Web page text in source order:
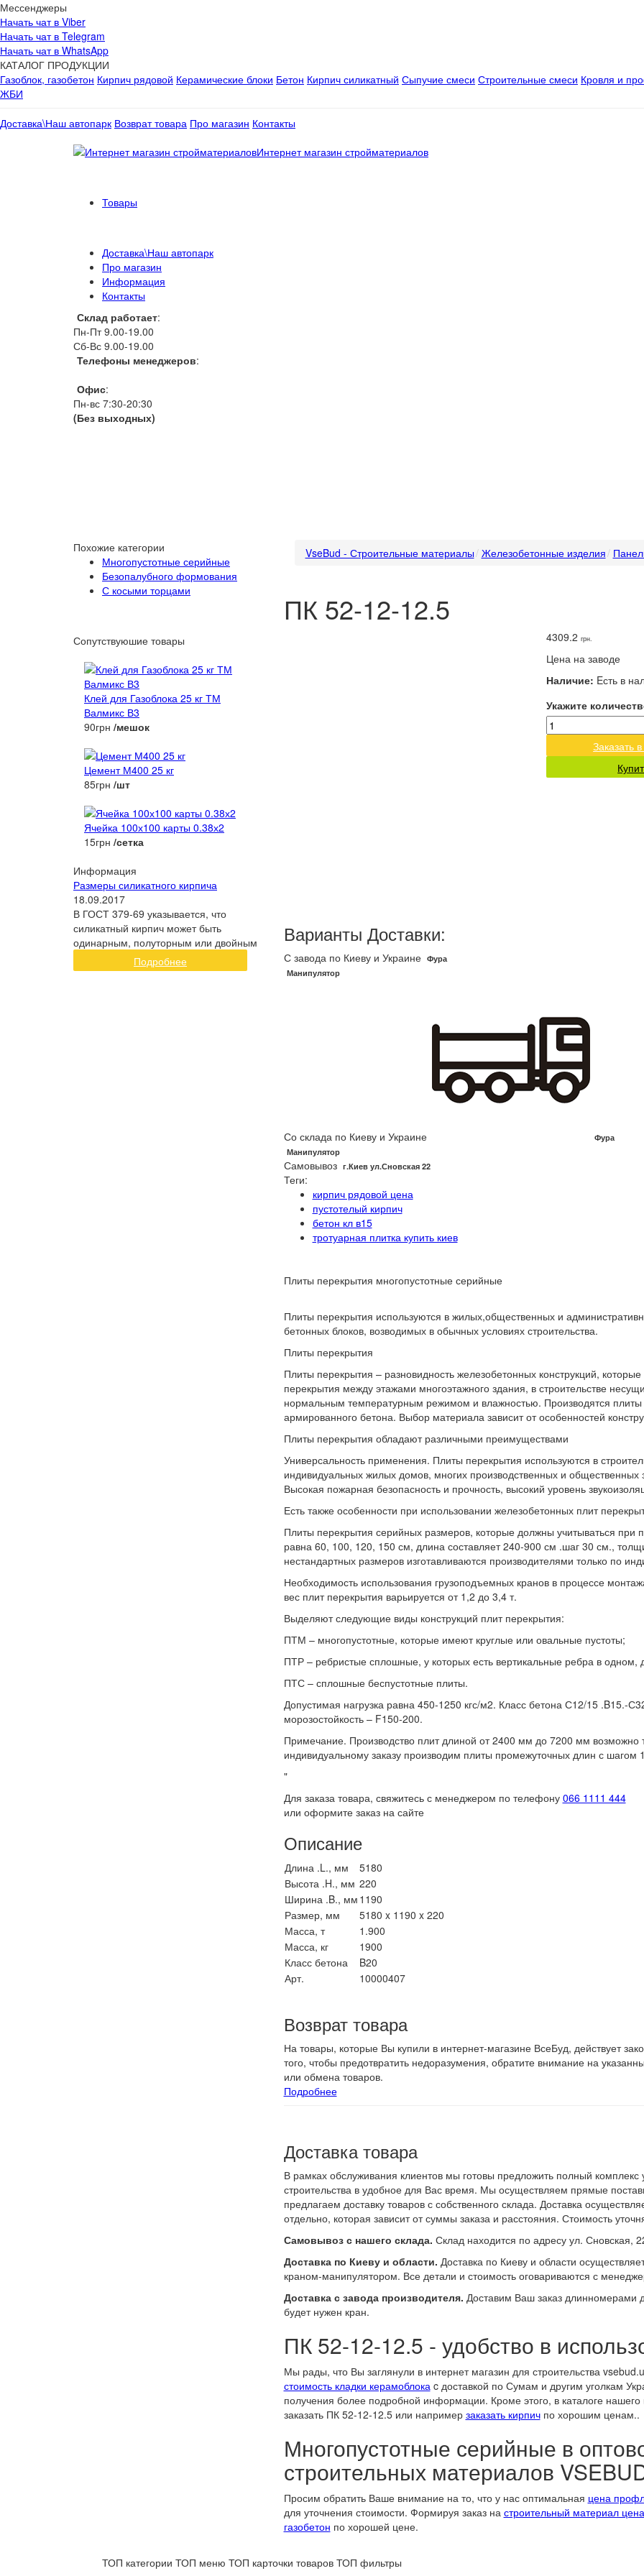
Мессенджеры
Начать чат в Viber
Начать чат в Telegram
Начать чат в WhatsApp
КАТАЛОГ ПРОДУКЦИИ
Газоблок, газобетон Кирпич рядовой Керамические блоки Бетон Кирпич силикатный Сыпучие смеси Строительные смеси Кровля и
ЖБИ
Доставка\Наш автопарк Возврат товара Про магазин Контакты
Интернет магазин стройматериалов
Товары
Доставка\Наш автопарк
Про магазин
Информация
Контакты
Склад работает:
Пн-Пт 9.00-19.00
Сб-Вс 9.00-19.00
Телефоны менеджеров:
Офис:
Пн-вс 7:30-20:30
(Без выходных)
Похожие категории
Многопустотные серийные
Безопалубного формования
С косыми торцами
Сопутствуюшие товары
Клей для Газоблока 25 кг ТМ
Валмикс В3
90грн /мешок
Цемент М400 25 кг
85грн /шт
Ячейка 100х100 карты 0.38х2
15грн /сетка
Информация
Размеры силикатного кирпича
18.09.2017
В ГОСТ 379-69 указывается, что
силикатный кирпич может быть
одинарным, полуторным или двойным
Подробнее
VseBud - Строительные материалы Железобетонные изделия
ПК 52-12-12.5
4309.2грн.
Цена на заводе
Наличие: Eсть в
Укажите
Заказать
Варианты Доставки:
С завода по Киеву и Украине Фура
Манипулятор
Со склада по Киеву и Украине
Фура
Манипулятор
Самовывоз г.Киев ул.Сновская 22
Теги:
кирпич рядовой цена
пустотелый кирпич
бетон кл в15
тротуарная плитка купить киев
Плиты перекрытия многопустотные серийные
Плиты перекрытия используются в жилых,общественных и
бетонных блоков, возводимых в обычных условиях строительства.
Плиты перекрытия
Плиты перекрытия – разновидность железобетонных конструкций,
перекрытия между этажами многоэтажного здания, в строительстве
нормальным температурным режимом и влажностью. Производятся плиты
армированного бетона. Выбор материала зависит от особенностей
Плиты перекрытия обладают различными преимуществами
Универсальность применения. Плиты перекрытия используются в
индивидуальных жилых домов, многих производственных и
Высокая пожарная безопасность и прочность, высокий уровень
Есть также особенности при использовании железобетонных плит
Плиты перекрытия серийных размеров, которые должны учитываться при
равна 60, 100, 120, 150 см, длина составляет 240-900 см .шаг 30 см.,
нестандартных размеров изготавливаются производителями только по
Необходимость использования грузоподъемных кранов в процессе
вес плит перекрытия варьируется от 1,2 до 3,4 т.
Выделяют следующие виды конструкций плит перекрытия:
ПТМ – многопустотные, которые имеют круглые или овальные пустоты;
ПТР – ребристые сплошные, у которых есть вертикальные ребра в одном,
ПТС ­– сплошные беспустотные плиты.
Допустимая нагрузка равна 450-1250 кгс/м2. Класс бетона С12/15 .B15.-
морозостойкость – F150-200.
Примечание. Производство плит длиной от 2400 мм до 7200 мм возможно
индивидуальному заказу производим плиты промежуточных длин с
"
Для заказа товара, свяжитесь с менеджером по телефону 066 1111 444
или оформите заказ на сайте
Описание
Длина .L., мм
5180
Высота .H., мм 220
Ширина .B., мм 1190
Размер, мм
5180 x 1190 x 220
Масса, т
1.900
Масса, кг
1900
Класс бетона
B20
Арт.
10000407
Возврат товара
На товары, которые Вы купили в интернет-магазине ВсеБуд, действует
того, чтобы предотвратить недоразумения, обратите внимание на
или обмена товаров.
Подробнее
Доставка товара
В рамках обслуживания клиентов мы готовы предложить полный комплекс
строительства в удобное для Вас время. Мы осуществляем прямые
предлагаем доставку товаров с собственного склада. Доставка
отдельно, которая зависит от суммы заказа и расстояния. Стоимость
Самовывоз с нашего склада. Склад находится по адресу ул. Сновская,
Доставка по Киеву и области. Доставка по Киеву и области
краном-манипулятором. Все детали и стоимость оговариваются с
Доставка с завода производителя. Доставим Ваш заказ длинномерами
будет нужен кран.
ПК 52-12-12.5 - удобство в
Мы рады, что Вы заглянули в интернет магазин для строительства
стоимость кладки керамоблокаc доставкой по Сумам и другим уголкам
получения более подробной информации. Кроме этого, в каталоге
заказать ПК 52-12-12.5 или например заказать кирпичпо хорошим ценам..
Многопустотные серийные в
строительных материалов
Просим обратить Ваше внимание на то, что у нас оптимальная цена
для уточнения стоимости. Формируя заказ на строительный материал цена
газобетон по хорошей цене.
ТОП категории ТОП меню ТОП карточки товаров ТОП фильтры